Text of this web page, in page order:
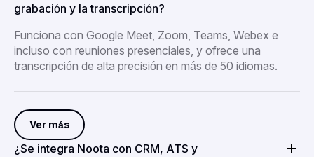
grabación y la transcripción?
Funciona con Google Meet, Zoom, Teams, Webex e
incluso con reuniones presenciales, y ofrece una
transcripción de alta precisión en más de 50 idiomas.
Ver más
¿Se integra Noota con CRM, ATS y